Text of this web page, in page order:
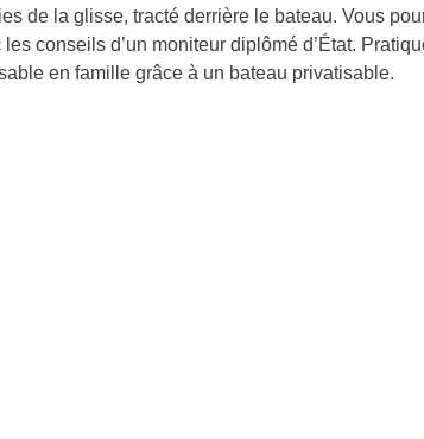
de la glisse, tracté derrière le bateau. Vous
conseils d’un moniteur diplômé d’État.
en famille grâce à un bateau privatisable.